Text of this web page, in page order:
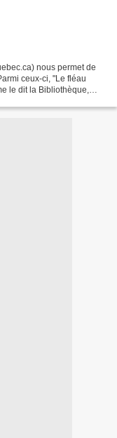
nous permet de
ceux-ci, "Le fléau
le dit la Bibliothèque,